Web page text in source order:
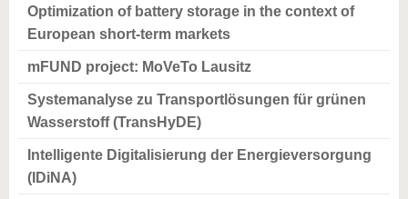
Strukturwandel
Studium
BTU ins
Ausland
internationale
Kontakt
BTU
Sie uns
Optimization of battery storage in the context of
European short-term markets
mFUND project: MoVeTo Lausitz
Systemanalyse zu Transportlösungen für grünen
Wasserstoff (TransHyDE)
Intelligente Digitalisierung der Energieversorgung
(IDiNA)